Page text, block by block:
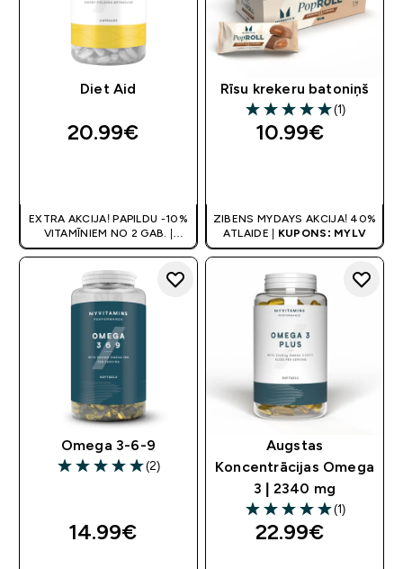
Diet Aid
20.99€‎
EXTRA AKCIJA! PAPILDU -10%
VITAMĪNIEM NO 2 GAB. |
ATLAIDE GROZĀ
Rīsu krekeru batoniņš
5 out of 5 stars
(1)
10.99€‎
ZIBENS MYDAYS AKCIJA! 40%
ATLAIDE | KUPONS: MYLV
Omega 3-6-9
5 out of 5 stars
(2)
14.99€‎
Augstas
Koncentrācijas Omega
3 | 2340 mg
5 out of 5 stars
(1)
22.99€‎